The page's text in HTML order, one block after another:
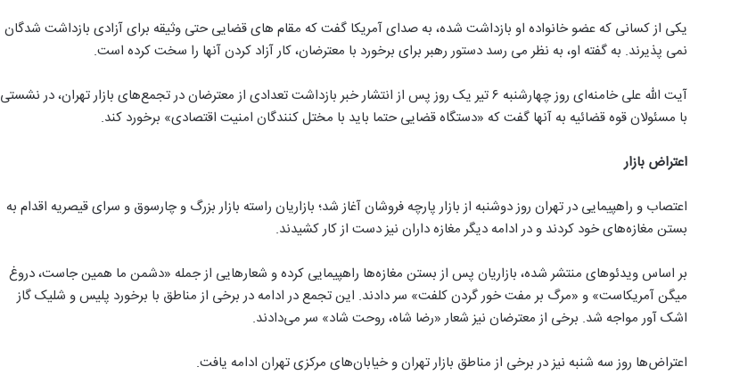
یکی از کسانی که عضو خانواده او بازداشت شده، به صدای آمریکا گفت که مقام های قضایی حتی وثیقه برای آزادی بازداشت شدگان
نمی پذیرند. به گفته او، به نظر می رسد دستور رهبر برای برخورد با معترضان، کار آزاد کردن آنها را سخت کرده است.
آیت الله علی خامنه‌ای روز چهارشنبه ۶ تیر یک روز پس از انتشار خبر بازداشت تعدادی از معترضان در تجمع‌های بازار تهران، در نشستی
با مسئولان قوه قضائیه به آنها گفت که «دستگاه قضایی حتما باید با مختل کنندگان امنیت اقتصادی» برخورد کند.
اعتراض بازار
اعتصاب و راهپیمایی در تهران روز دوشنبه از بازار پارچه فروشان آغاز شد؛ بازاریان راسته بازار بزرگ و چارسوق و سرای قیصریه اقدام به
بستن مغازه‌های خود کردند و در ادامه دیگر مغازه داران نیز دست از کار کشیدند.
بر اساس ویدئوهای منتشر شده، بازاریان پس از بستن مغازه‌ها راهپیمایی کرده و شعارهایی از جمله «دشمن ما همین جاست، دروغ
میگن آمریکاست» و «مرگ بر مفت خور گردن کلفت» سر دادند. این تجمع در ادامه در برخی از مناطق با برخورد پلیس و شلیک گاز
اشک آور مواجه شد. برخی از معترضان نیز شعار «رضا شاه، روحت شاد» سر می‌دادند.
اعتراض‌ها روز سه شنبه نیز در برخی از مناطق بازار تهران و خیابان‌های مرکزی تهران ادامه یافت.